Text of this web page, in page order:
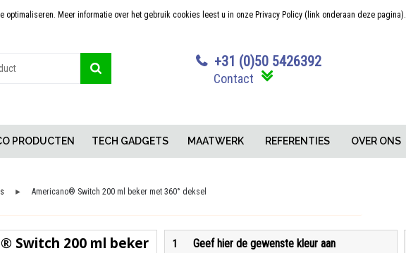
advies Sterk in maatwerk Concurrerende prijzen
+31 (0)50 5426392
Contact
PRODUCTEN TECH GADGETS MAATWERK REFERENTIES OVER ONS
► Americano® Switch 200 ml beker met 360° deksel
1 Geef hier de gewenste kleur aan
Switch 200 ml beker
optimaliseren. Meer informatie over het gebruik cookies leest u in onze Privacy Policy (link onderaan deze pagina).